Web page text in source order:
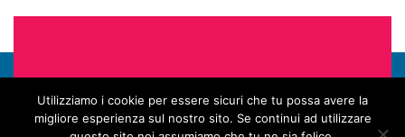
Utilizziamo i cookie per essere sicuri che tu possa avere la
migliore esperienza sul nostro sito. Se continui ad utilizzare